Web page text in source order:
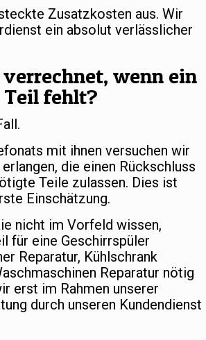
Zusatzkosten aus. Wir
ein absolut verlässlicher
wenn ein
Teil fehlt?
mit ihnen versuchen wir
die einen Rückschluss
Teile zulassen. Dies ist
Einschätzung.
nicht im Vorfeld wissen,
für eine Geschirrspüler
Reparatur, Kühlschrank
Reparatur nötig
erst im Rahmen unserer
durch unseren Kundendienst